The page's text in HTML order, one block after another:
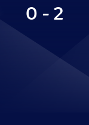
0 - 2